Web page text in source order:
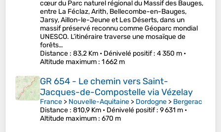
cœur du Parc naturel régional du Massif des Bauges,
entre La Féclaz, Arith, Bellecombe-en-Bauges,
Jarsy, Aillon-le-Jeune et Les Déserts, dans un
massif préservé reconnu comme Géoparc mondial
UNESCO. L’itinéraire traverse une mosaïque de
forêts…
Distance : 83,2 Km • Dénivelé positif: 4 350 m •
Altitude maximum : 1 662 m
GR 654 - Le chemin vers Saint-
Jacques-de-Compostelle via Vézelay
France > Nouvelle-Aquitaine > Dordogne > Bergerac
Distance : 810,9 Km • Dénivelé positif: 9 631 m •
Altitude maximum : 670 m